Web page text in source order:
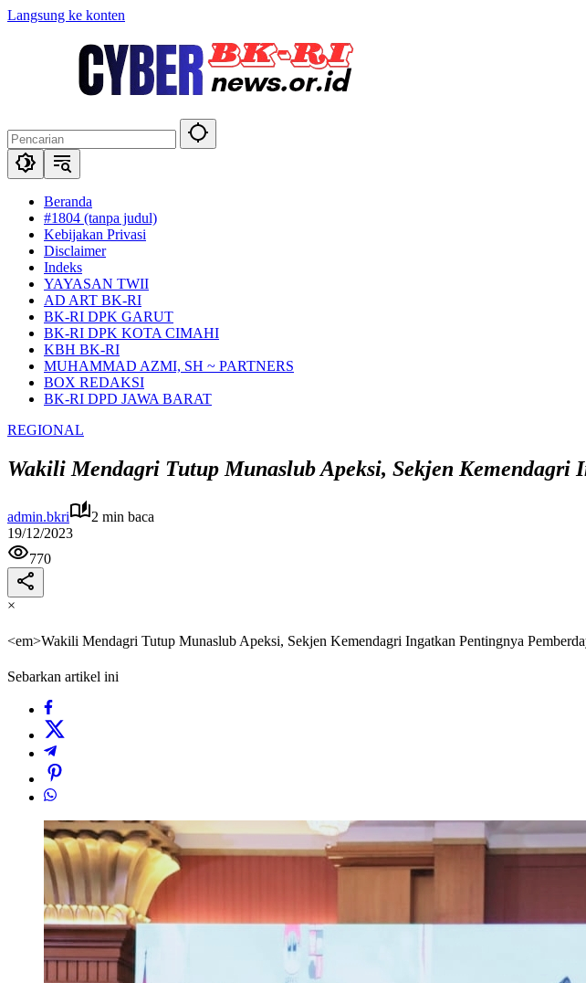
Langsung ke konten
Beranda
#1804 (tanpa judul)
Kebijakan Privasi
Disclaimer
Indeks
YAYASAN TWII
AD ART BK-RI
BK-RI DPK GARUT
BK-RI DPK KOTA CIMAHI
KBH BK-RI
MUHAMMAD AZMI, SH ~ PARTNERS
BOX REDAKSI
BK-RI DPD JAWA BARAT
REGIONAL
Wakili Mendagri Tutup Munaslub Apeksi, Sekjen Kemendagri
admin.bkri
2 min baca
19/12/2023
770
×
<em>Wakili Mendagri Tutup Munaslub Apeksi, Sekjen Kemendagri Ingatkan Pentingnya
Sebarkan artikel ini